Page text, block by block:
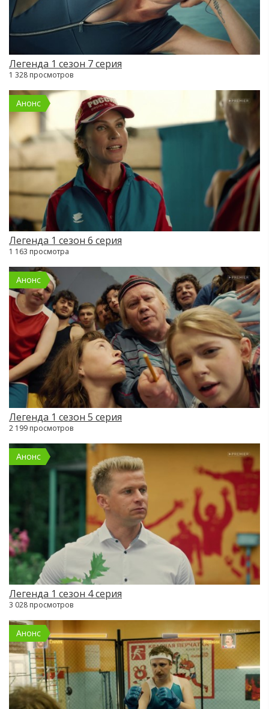
Легенда 1 сезон 7 серия
1 328 просмотров
Анонс
Легенда 1 сезон 6 серия
1 163 просмотра
Анонс
Легенда 1 сезон 5 серия
2 199 просмотров
Анонс
Легенда 1 сезон 4 серия
3 028 просмотров
Анонс